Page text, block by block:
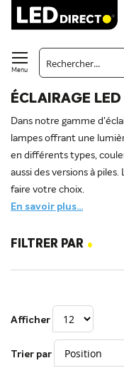
Menu
ÉCLAIRAGE
Dans notre gamme
lampes offrant une
en différents types,
aussi des versions à
faire votre choix.
En savoir plus...
FILTRER PAR .
Afficher
Trier par